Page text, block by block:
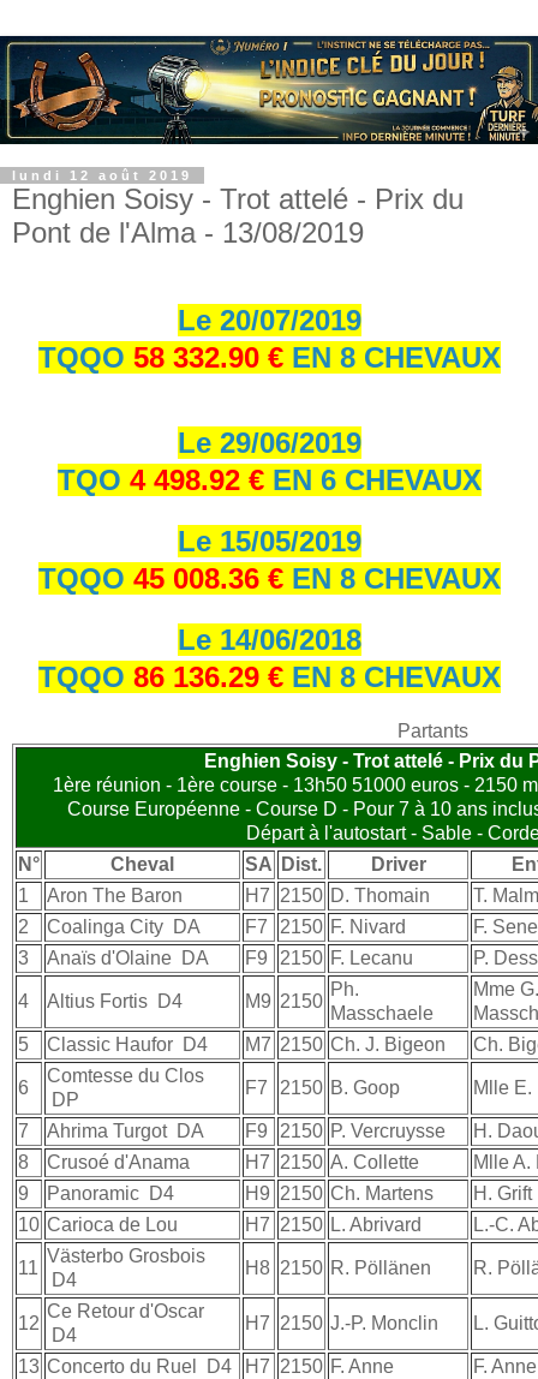
lundi 12 août 2019
Enghien Soisy - Trot attelé - Prix du
Pont de l'Alma - 13/08/2019
Le 20/07/2019
TQQO 58 332.90 €EN 8 CHEVAUX
Le 29/06/2019
TQO 4 498.92 €EN 6 CHEVAUX
Le 15/05/2019
TQQO 45 008.36 €EN 8 CHEVAUX
Le 14/06/2018
TQQO 86 136.29 €EN 8 CHEVAUX
Enghien Soisy - Trot attelé - Prix du
1ère réunion - 1ère course - 13h50 51000 euros - 2150
Course Européenne - Course D - Pour 7 à 10 ans
Départ à l'autostart - Sable -
N°
Cheval SA Dist. Driver
Partants
1 Aron The Baron H7 2150 D. Thomain
T.
2
Coalinga City DA F7 2150 F. Nivard
F.
3
Anaïs d'Olaine DA F9 2150 F. Lecanu P.
4 Altius Fortis D4 M9 2150
Ph.
Masschaele
Mme G.
5
Classic Haufor D4 M7 2150 Ch. J. Bigeon Ch.
6
Comtesse du Clos
DP
F7 2150 B. Goop Mlle E.
7 Ahrima TurgotDA F9 2150 P. Vercruysse
H.
8
Crusoé d'Anama H7 2150 A. Collette
Mlle A.
9
Panoramic D4 H9 2150 Ch. Martens
H. Grift
10 Carioca de Lou H7 2150 L. Abrivard L.-C.
11
Västerbo Grosbois
D4
H8 2150 R. Pöllänen R.
12
Ce Retour d'Oscar
D4
H7 2150 J.-P. Monclin L.
13 Concerto du Ruel D4 H7 2150 F. Anne
F. Anne